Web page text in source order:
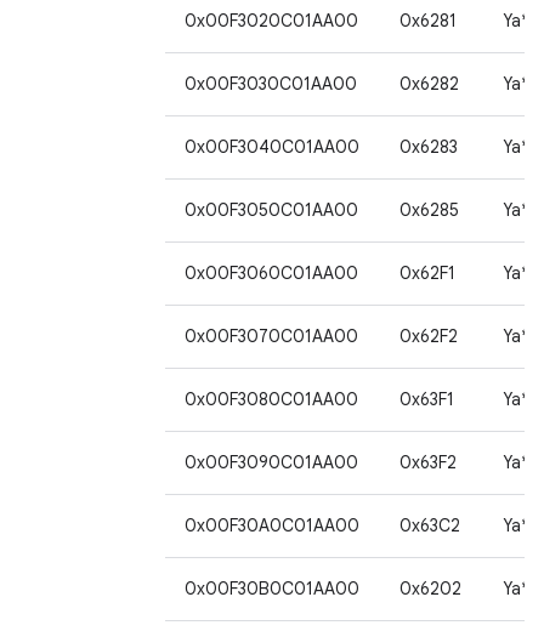
0x00F3020C01AA00 0x6281 Ya*
0x00F3030C01AA00 0x6282 Ya*
0x00F3040C01AA00 0x6283 Ya*
0x00F3050C01AA00 0x6285 Ya*
0x00F3060C01AA00 0x62F1 Ya*
0x00F3070C01AA00 0x62F2 Ya*
0x00F3080C01AA00 0x63F1 Ya*
0x00F3090C01AA00 0x63F2 Ya*
0x00F30A0C01AA00 0x63C2 Ya*
0x00F30B0C01AA00 0x6202 Ya*